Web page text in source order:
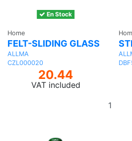
En Stock
Home
FELT-SLIDING GLASS
ALLMA
CZL000020
20.44
VAT included